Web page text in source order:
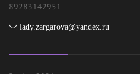
89283142951
lady.zargarova@yandex.ru